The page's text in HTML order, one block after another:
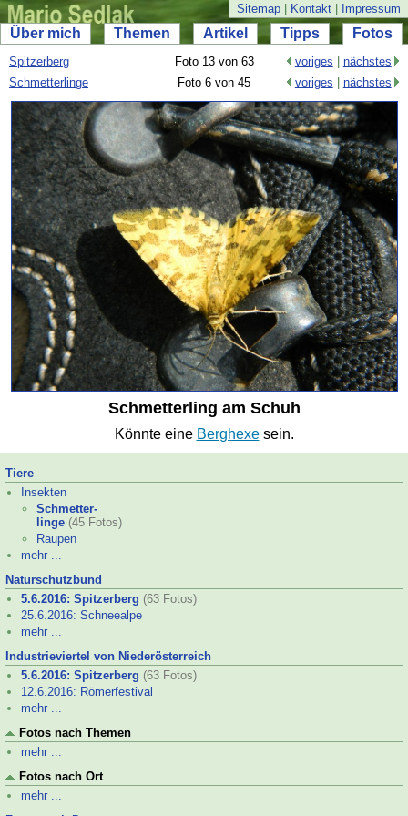
Sitemap Kontakt Impressum
Über mich Themen Artikel Tipps Fotos
Spitzerberg Foto 13 von 63 voriges
nächstes
Schmetterlinge
Foto 6 von 45 voriges nächstes
Schmetterling am Schuh
Könnte eine Berghexesein.
Tiere
Insekten
Schmetter-
linge (45 Fotos)
Raupen
mehr ...
Naturschutz­bund
5.6.2016: Spitzerberg (63 Fotos)
25.6.2016: Schneealpe
mehr ...
Industrieviertel von Niederösterreich
5.6.2016: Spitzerberg (63 Fotos)
12.6.2016: Römer­festival
mehr ...
Fotos nach Themen
mehr ...
Fotos nach Ort
mehr ...